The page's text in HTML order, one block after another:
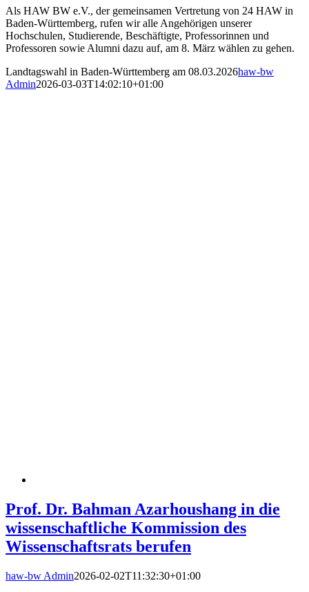
Als HAW BW e.V., der gemeinsamen Vertretung von 24 HAW in
Baden-Württemberg, rufen wir alle Angehörigen unserer
Hochschulen, Studierende, Beschäftigte, Professorinnen und
Professoren sowie Alumni dazu auf, am 8. März wählen zu gehen.
Landtagswahl in Baden-Württemberg am 08.03.2026haw-bw
Admin2026-03-03T14:02:10+01:00
Prof. Dr. Bahman Azarhoushang in die
wissenschaftliche Kommission des
Wissenschaftsrats berufen
haw-bw Admin2026-02-02T11:32:30+01:00